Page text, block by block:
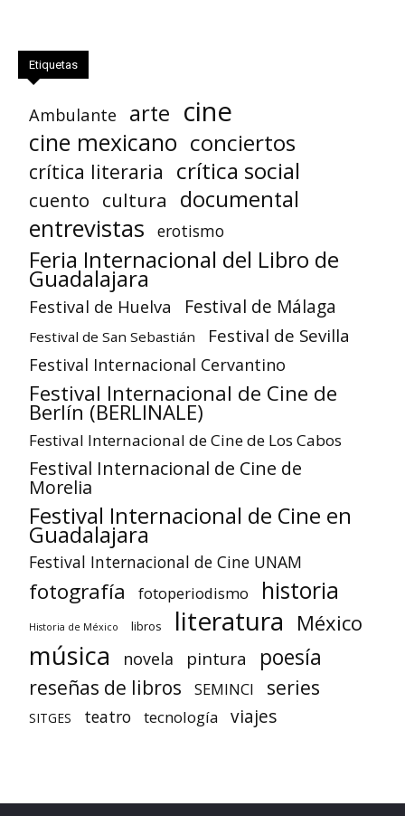
Etiquetas
Ambulante arte cine
cine mexicano conciertos
crítica literaria crítica social
cuento cultura documental
entrevistas erotismo
Feria Internacional del Libro de
Guadalajara
Festival de Huelva Festival de Málaga
Festival de San Sebastián Festival de Sevilla
Festival Internacional Cervantino
Festival Internacional de Cine de
Berlín (BERLINALE)
Festival Internacional de Cine de Los Cabos
Festival Internacional de Cine de
Morelia
Festival Internacional de Cine en
Guadalajara
Festival Internacional de Cine UNAM
fotografía fotoperiodismo historia
Historia de México libros literatura México
música novela pintura poesía
reseñas de libros SEMINCI series
SITGES teatro tecnología viajes